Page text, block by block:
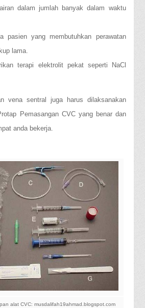
dalam jumlah banyak dalam waktu
pasien yang membutuhkan perawatan
lama.
terapi elektrolit pekat seperti NaCl
vena sentral juga harus dilaksanakan
Pemasangan CVC yang benar dan
anda bekerja.
alat CVC: musdalifah19ahmad.blogspot.com